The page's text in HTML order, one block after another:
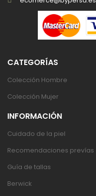
CATEGORÍAS
Colección Hombre
Colección Mujer
INFORMACIÓN
Cuidado de la piel
Recomendaciones prevías
Guía de tallas
Berwick